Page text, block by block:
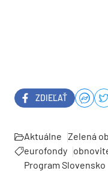
ZDIEĽAŤ
Aktuálne Zelená
eurofondy
Program Slovensko